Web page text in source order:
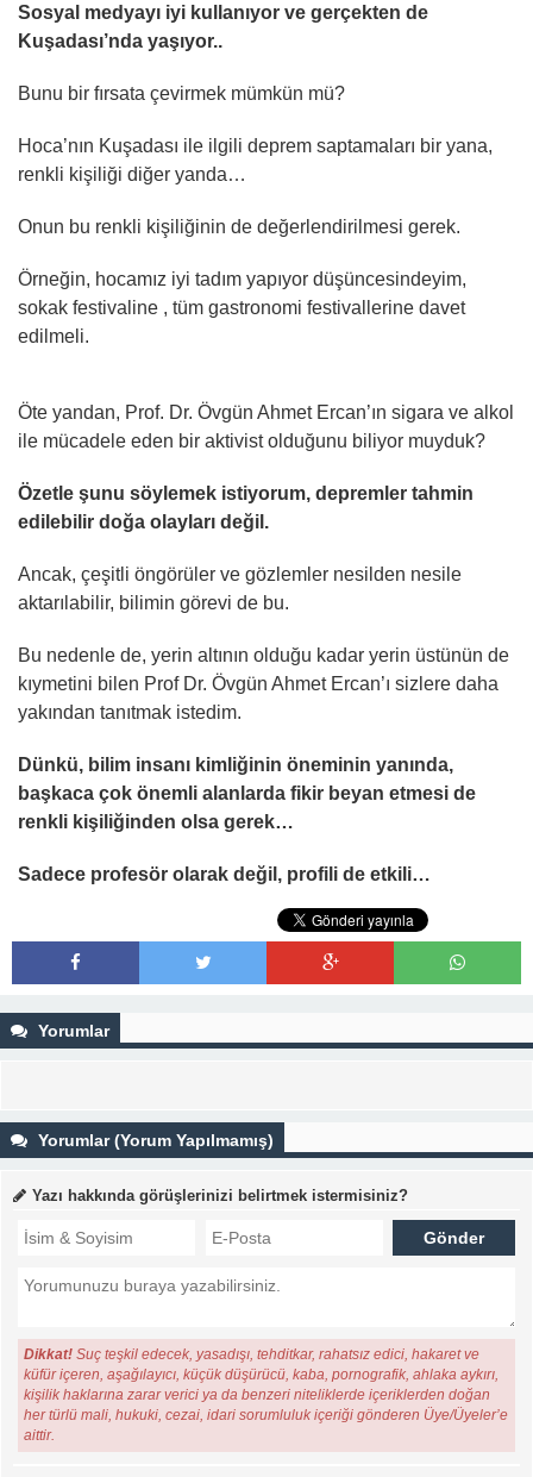
Sosyal medyayı iyi kullanıyor ve gerçekten de
Kuşadası’nda yaşıyor..
Bunu bir fırsata çevirmek mümkün mü?
Hoca’nın Kuşadası ile ilgili deprem saptamaları bir yana,
renkli kişiliği diğer yanda…
Onun bu renkli kişiliğinin de değerlendirilmesi gerek.
Örneğin, hocamız iyi tadım yapıyor düşüncesindeyim,
sokak festivaline , tüm gastronomi festivallerine davet
edilmeli.
Öte yandan, Prof. Dr. Övgün Ahmet Ercan’ın sigara ve alkol
ile mücadele eden bir aktivist olduğunu biliyor muyduk?
Özetle şunu söylemek istiyorum, depremler tahmin
edilebilir doğa olayları değil.
Ancak, çeşitli öngörüler ve gözlemler nesilden nesile
aktarılabilir, bilimin görevi de bu.
Bu nedenle de, yerin altının olduğu kadar yerin üstünün de
kıymetini bilen Prof Dr. Övgün Ahmet Ercan’ı sizlere daha
yakından tanıtmak istedim.
Dünkü, bilim insanı kimliğinin öneminin yanında,
başkaca çok önemli alanlarda fikir beyan etmesi de
renkli kişiliğinden olsa gerek…
Sadece profesör olarak değil, profili de etkili…
Yorumlar
Yorumlar (Yorum Yapılmamış)
Yazı hakkında görüşlerinizi belirtmek istermisiniz?
Dikkat! Suç teşkil edecek, yasadışı, tehditkar, rahatsız edici, hakaret ve
küfür içeren, aşağılayıcı, küçük düşürücü, kaba, pornografik, ahlaka aykırı,
kişilik haklarına zarar verici ya da benzeri niteliklerde içeriklerden doğan
her türlü mali, hukuki, cezai, idari sorumluluk içeriği gönderen Üye/Üyeler’e
aittir.